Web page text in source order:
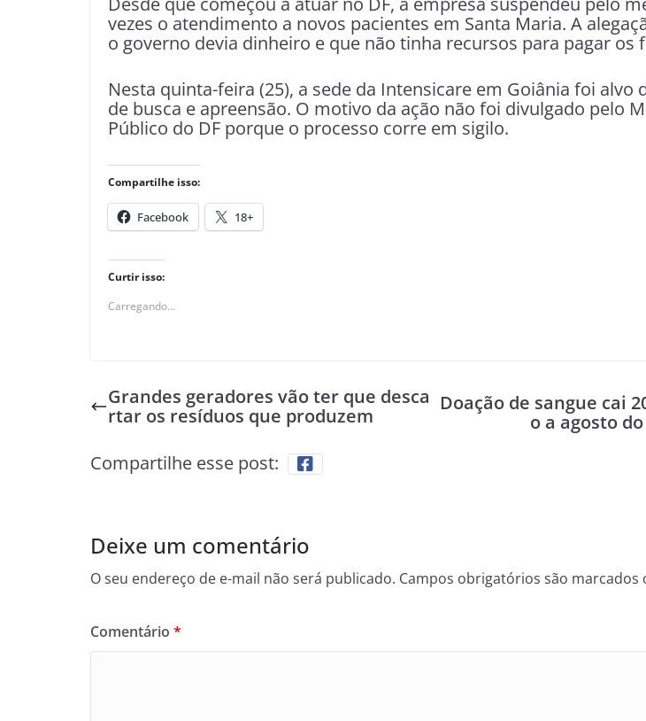
vezes o atendimento a novos pacientes em Santa Maria. A
o governo devia dinheiro e que não tinha recursos para pagar os
Nesta quinta-feira (25), a sede da Intensicare em Goiânia foi alvo
de busca e apreensão. O motivo da ação não foi divulgado pelo
Público do DF porque o processo corre em sigilo.
Compartilhe isso:
Facebook 18+
Curtir isso:
Carregando...
Grandes geradores vão ter que desca
rtar os resíduos que produzem
Doação de sangue cai
o a agosto
Compartilhe esse post:
Deixe um comentário
O seu endereço de e-mail não será publicado. Campos obrigatórios são marcados
Comentário *